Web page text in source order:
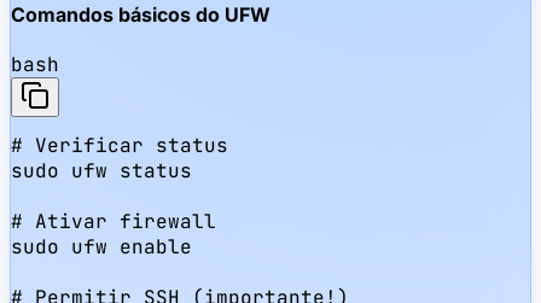
Comandos básicos do UFW
bash
# Verificar status
sudo ufw status
# Ativar firewall
sudo ufw enable
# Permitir SSH (importante!)